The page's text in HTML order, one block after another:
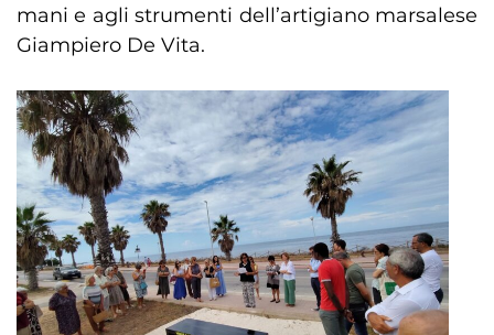
mani e agli strumenti dell’artigiano marsalese
Giampiero De Vita.